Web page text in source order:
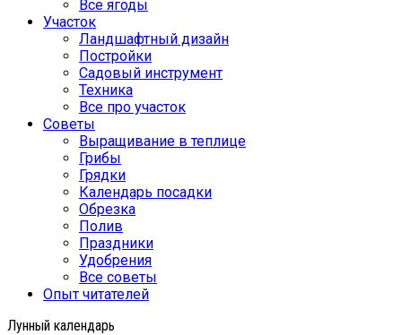
Все ягоды
Участок
Ландшафтный дизайн
Постройки
Садовый инструмент
Техника
Все про участок
Советы
Выращивание в теплице
Грибы
Грядки
Календарь посадки
Обрезка
Полив
Праздники
Удобрения
Все советы
Опыт читателей
Лунный календарь